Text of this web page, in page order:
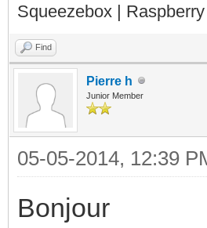
Squeezebox |
Find
Pierre h
Junior Member
05-05-2014, 12:39
Bonjour